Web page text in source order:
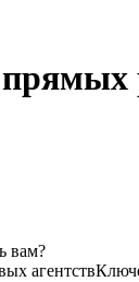
вам?
агентств